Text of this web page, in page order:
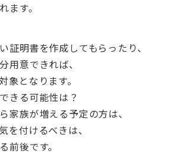
ます。
証明書を作成してもらったり、
用意できれば、
象となります。
きる可能性は？
家族が増える予定の方は、
を付けるべきは、
前後です。